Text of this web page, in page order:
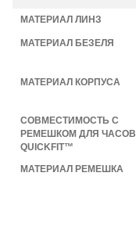
МАТЕРИАЛ ЛИНЗ
МАТЕРИАЛ БЕЗЕЛЯ
МАТЕРИАЛ КОРПУСА
СОВМЕСТИМОСТЬ С
РЕМЕШКОМ ДЛЯ ЧАСОВ
QUICKFIT™
МАТЕРИАЛ РЕМЕШКА